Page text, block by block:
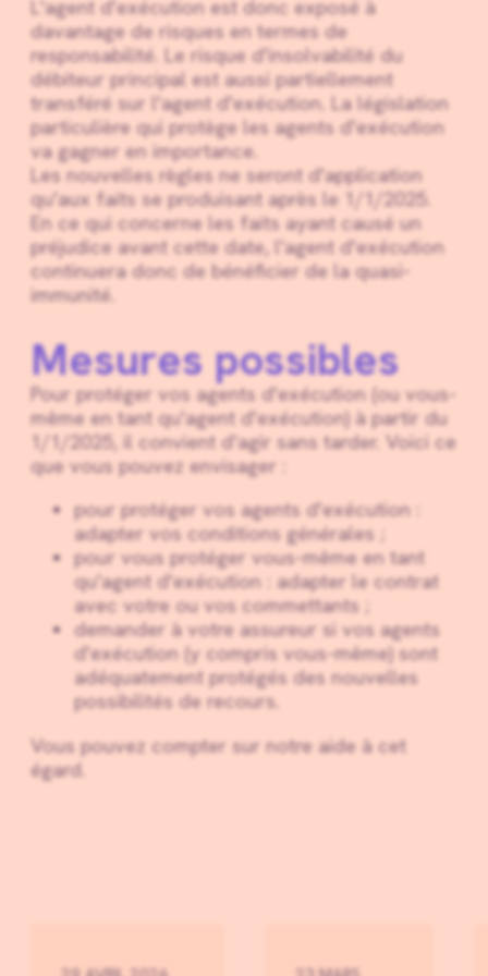
L'agent d'exécution est donc exposé à
davantage de risques en termes de
responsabilité. Le risque d'insolvabilité du
débiteur principal est aussi partiellement
transféré sur l'agent d'exécution. La législation
particulière qui protège les agents d'exécution
va gagner en importance.
Les nouvelles règles ne seront d'application
qu'aux faits se produisant après le 1/1/2025.
En ce qui concerne les faits ayant causé un
préjudice avant cette date, l'agent d'exécution
continuera donc de bénéficier de la quasi-
immunité.
Mesures possibles
Pour protéger vos agents d'exécution (ou vous-
même en tant qu'agent d'exécution) à partir du
1/1/2025, il convient d'agir sans tarder. Voici ce
que vous pouvez envisager :
pour protéger vos agents d'exécution :
adapter vos conditions générales ;
pour vous protéger vous-même en tant
qu'agent d'exécution : adapter le contrat
avec votre ou vos commettants ;
demander à votre assureur si vos agents
d'exécution (y compris vous-même) sont
adéquatement protégés des nouvelles
possibilités de recours.
Vous pouvez compter sur notre aide à cet
égard.